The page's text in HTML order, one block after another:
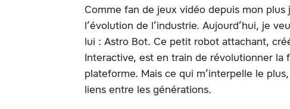
Comme fan de jeux vidéo depuis mon plus
l’évolution de l’industrie. Aujourd’hui, je
lui : Astro Bot. Ce petit robot attachant,
Interactive, est en train de révolutionner la
plateforme. Mais ce qui m’interpelle le
liens entre les générations.